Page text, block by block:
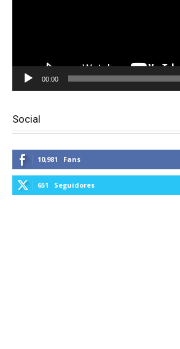
00:00
Social
10,981 Fans
651 Seguidores